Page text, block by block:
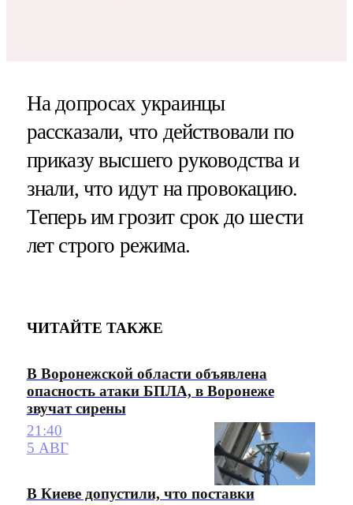
На допросах украинцы
рассказали, что действовали по
приказу высшего руководства и
знали, что идут на провокацию.
Теперь им грозит срок до шести
лет строго режима.
ЧИТАЙТЕ ТАКЖЕ
В Воронежской области объявлена
опасность атаки БПЛА, в Воронеже
звучат сирены
21:40
5 АВГ
В Киеве допустили, что поставки